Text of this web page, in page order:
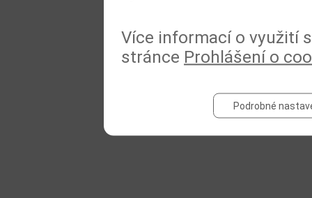
Více informací o využití
stránce Prohlášení o
Podrobné